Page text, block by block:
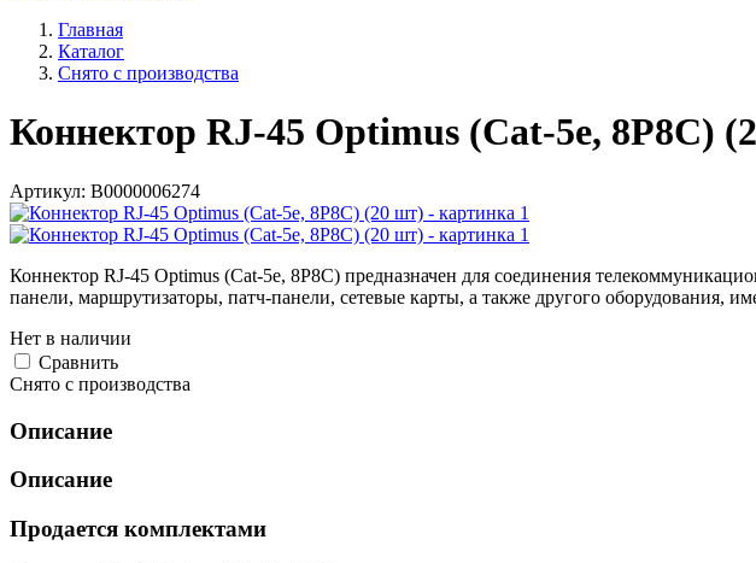
Главная
Каталог
Снято с производства
Коннектор RJ-45 Optimus (Cat-5e, 8P8C)
Артикул: В0000006274
Коннектор RJ-45 Optimus (Cat-5e, 8P8C) предназначен для соединения
панели, маршрутизаторы, патч-панели, сетевые карты, а также другого оборудования,
Нет в наличии
Cравнить
Снято с производства
Описание
Описание
Продается комплектами